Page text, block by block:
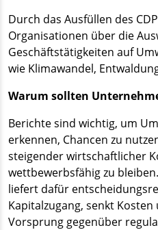
Durch das Ausfüllen des
Organisationen über die
Geschäftstätigkeiten auf
wie Klimawandel,
Warum sollten
Berichte sind wichtig, um
erkennen, Chancen zu
steigender wirtschaftlicher
wettbewerbsfähig zu
liefert dafür
Kapitalzugang, senkt
Vorsprung gegenüber